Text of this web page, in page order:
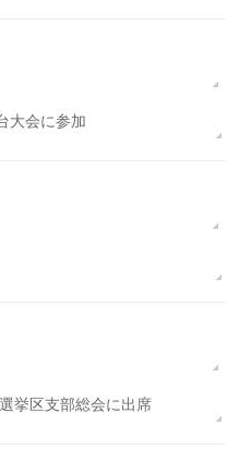
大会に参加
挙区支部総会に出席